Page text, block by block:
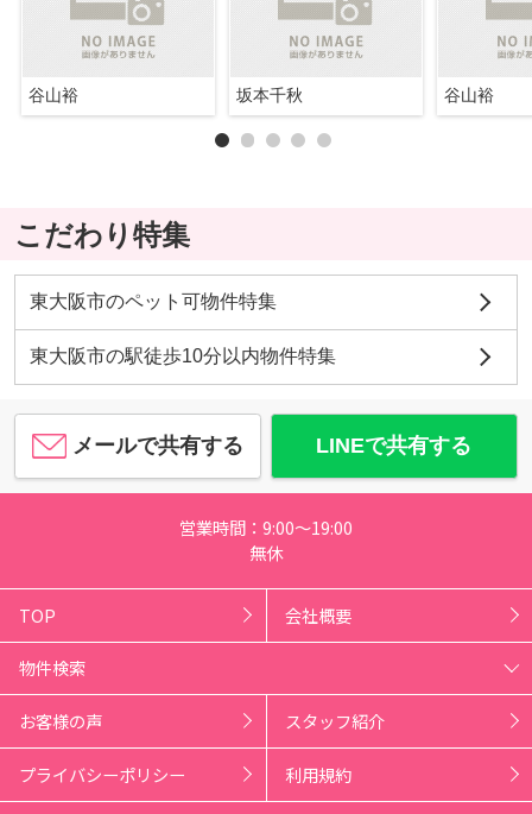
谷山裕 坂本千秋 谷山裕
こだわり特集
東大阪市のペット可物件特集
東大阪市の駅徒歩10分以内物件特集
メールで共有する LINEで共有する
営業時間：9:00～19:00
無休
TOP 会社概要
物件検索
お客様の声 スタッフ紹介
プライバシーポリシー 利用規約